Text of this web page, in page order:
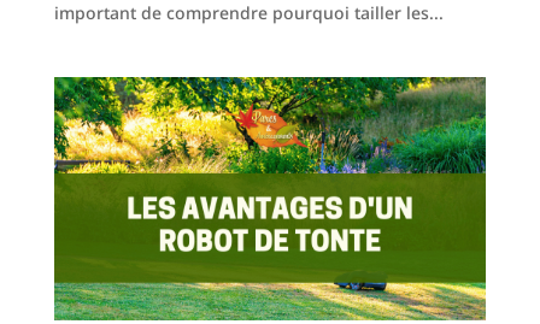
important de comprendre pourquoi tailler les...